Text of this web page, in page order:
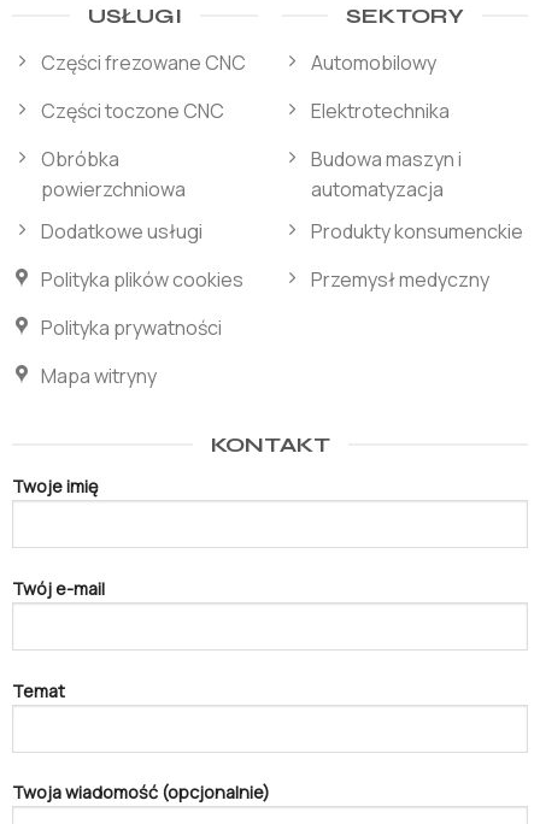
USŁUGI
Części frezowane CNC
Części toczone CNC
Obróbka
powierzchniowa
Dodatkowe usługi
Polityka plików cookies
Polityka prywatności
Mapa witryny
SEKTORY
Automobilowy
Elektrotechnika
Budowa maszyn i
automatyzacja
Produkty konsumenckie
Przemysł medyczny
KONTAKT
Twoje imię
Twój e-mail
Temat
Twoja wiadomość (opcjonalnie)